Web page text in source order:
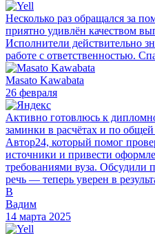
Несколько раз обращался за
приятно удивлён качеством
Исполнители действительно
работе с ответственностью.
Masato Kawabata
26 февраля
Активно готовлюсь к
заминки в расчётах и по
Автор24, который помог
источники и привести
требованиями вуза. Обсудили
речь — теперь уверен в
В
Вадим
14 марта 2025